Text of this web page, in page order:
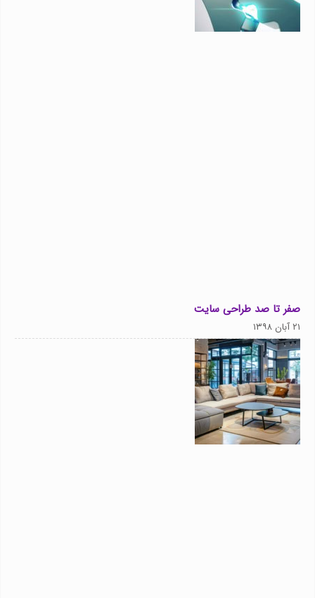
صفر تا صد طراحی سایت
۲۱ آبان ۱۳۹۸